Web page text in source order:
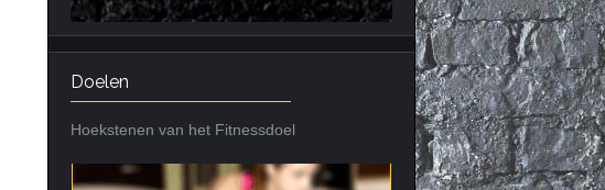
Doelen
Hoekstenen van het Fitnessdoel